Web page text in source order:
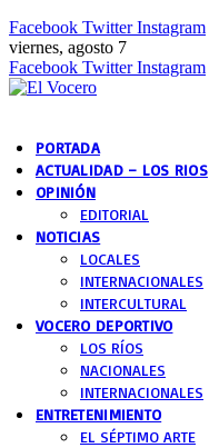
Facebook Twitter Instagram
viernes, agosto 7
Facebook Twitter Instagram
PORTADA
ACTUALIDAD – LOS RIOS
OPINIÓN
EDITORIAL
NOTICIAS
LOCALES
INTERNACIONALES
INTERCULTURAL
VOCERO DEPORTIVO
LOS RÍOS
NACIONALES
INTERNACIONALES
ENTRETENIMIENTO
EL SÉPTIMO ARTE